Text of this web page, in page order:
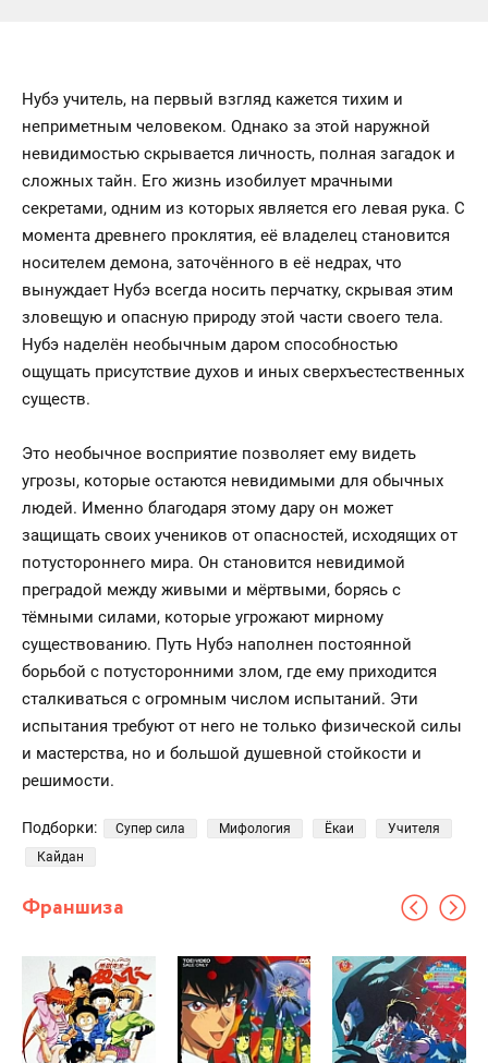
Нубэ учитель, на первый взгляд кажется тихим и
неприметным человеком. Однако за этой наружной
невидимостью скрывается личность, полная загадок и
сложных тайн. Его жизнь изобилует мрачными
секретами, одним из которых является его левая рука. С
момента древнего проклятия, её владелец становится
носителем демона, заточённого в её недрах, что
вынуждает Нубэ всегда носить перчатку, скрывая этим
зловещую и опасную природу этой части своего тела.
Нубэ наделён необычным даром способностью
ощущать присутствие духов и иных сверхъестественных
существ.
Это необычное восприятие позволяет ему видеть
угрозы, которые остаются невидимыми для обычных
людей. Именно благодаря этому дару он может
защищать своих учеников от опасностей, исходящих от
потустороннего мира. Он становится невидимой
преградой между живыми и мёртвыми, борясь с
тёмными силами, которые угрожают мирному
существованию. Путь Нубэ наполнен постоянной
борьбой с потусторонними злом, где ему приходится
сталкиваться с огромным числом испытаний. Эти
испытания требуют от него не только физической силы
и мастерства, но и большой душевной стойкости и
решимости.
Подборки: Супер сила Мифология Ёкаи
Учителя
Кайдан
Франшиза